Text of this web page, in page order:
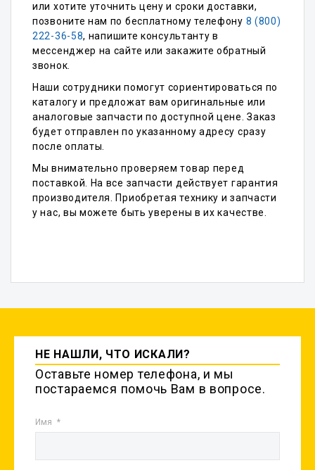
или хотите уточнить цену и сроки доставки,
позвоните нам по бесплатному телефону 8 (800)
222-36-58, напишите консультанту в
мессенджер на сайте или закажите обратный
звонок.
Наши сотрудники помогут сориентироваться по
каталогу и предложат вам оригинальные или
аналоговые запчасти по доступной цене. Заказ
будет отправлен по указанному адресу сразу
после оплаты.
Мы внимательно проверяем товар перед
поставкой. На все запчасти действует гарантия
производителя. Приобретая технику и запчасти
у нас, вы можете быть уверены в их качестве.
НЕ НАШЛИ, ЧТО ИСКАЛИ?
Оставьте номер телефона, и мы
постараемся помочь Вам в вопросе.
Имя